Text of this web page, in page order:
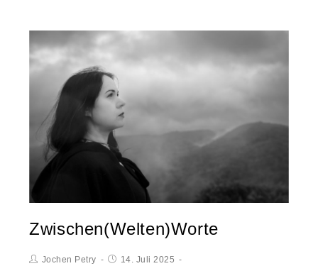
Zwischen(Welten)Worte
Jochen Petry
14. Juli 2025